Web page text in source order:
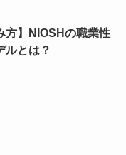
方】NIOSHの職業性
ルとは？